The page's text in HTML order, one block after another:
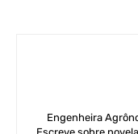
Engenheira